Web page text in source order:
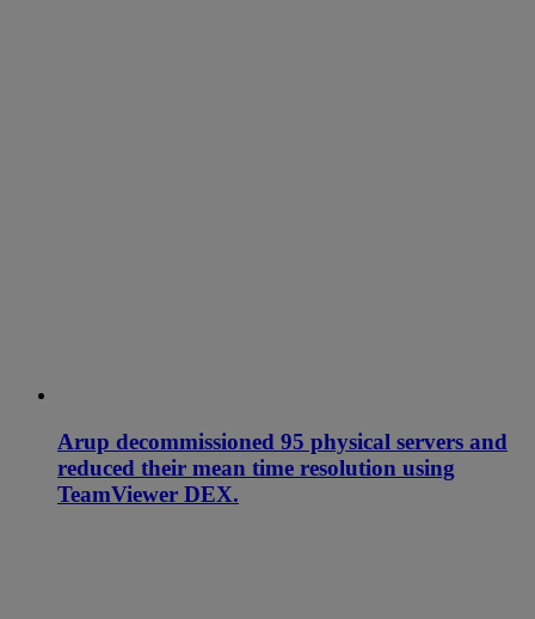
Arup decommissioned 95 physical servers and
reduced their mean time resolution using
TeamViewer DEX.